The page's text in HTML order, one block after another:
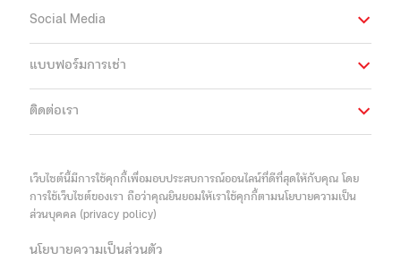
Social Media
แบบฟอร์มการเช่า
ติดต่อเรา
เว็บไซต์นี้มีการใช้คุกกี้เพื่อมอบประสบการณ์ออนไลน์ที่ดีที่สุดให้กับคุณ โดย
การใช้เว็บไซต์ของเรา ถือว่าคุณยินยอมให้เราใช้คุกกี้ตามนโยบายความเป็น
ส่วนบุคคล (privacy policy)
นโยบายความเป็นส่วนตัว